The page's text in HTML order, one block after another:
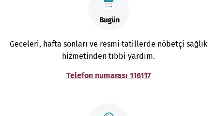
Geceleri, hafta sonları ve resmi tatillerde nöbetçi sağlık
hizmetinden tıbbi yardım.
Telefon numarası 116117